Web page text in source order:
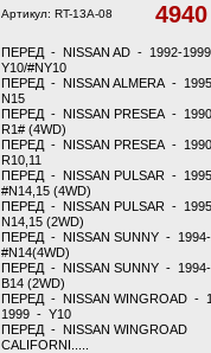
Артикул: RT-13A-08
ПЕРЕД - NISSAN AD - 1992-
Y10/#NY10
ПЕРЕД - NISSAN ALMERA -
N15
ПЕРЕД - NISSAN PRESEA -
R1# (4WD)
ПЕРЕД - NISSAN PRESEA -
R10,11
ПЕРЕД - NISSAN PULSAR -
#N14,15 (4WD)
ПЕРЕД - NISSAN PULSAR -
N14,15 (2WD)
ПЕРЕД - NISSAN SUNNY -
#N14(4WD)
ПЕРЕД - NISSAN SUNNY -
B14 (2WD)
ПЕРЕД - NISSAN WINGROAD -
1999 - Y10
ПЕРЕД - NISSAN WINGROAD
CALIFORNI.....